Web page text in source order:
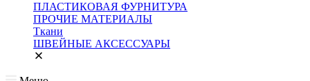
ПЛАСТИКОВАЯ ФУРНИТУРА
ПРОЧИЕ МАТЕРИАЛЫ
Ткани
ШВЕЙНЫЕ АКСЕССУАРЫ